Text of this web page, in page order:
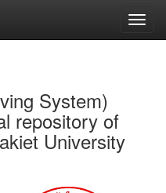
System)
repository of
University